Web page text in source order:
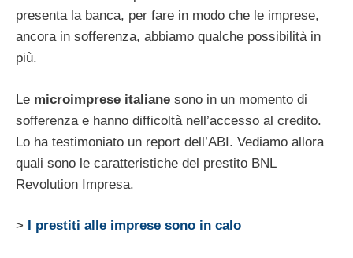
presenta la banca, per fare in modo che le imprese,
ancora in sofferenza, abbiamo qualche possibilità in
più.
Le microimprese italiane sono in un momento di
sofferenza e hanno difficoltà nell’accesso al credito.
Lo ha testimoniato un report dell’ABI. Vediamo allora
quali sono le caratteristiche del prestito BNL
Revolution Impresa.
> I prestiti alle imprese sono in calo